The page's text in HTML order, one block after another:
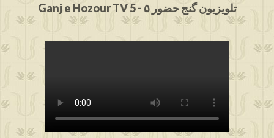
Ganj e Hozour TV 5 - ۵ تلویزیون گنج حضور